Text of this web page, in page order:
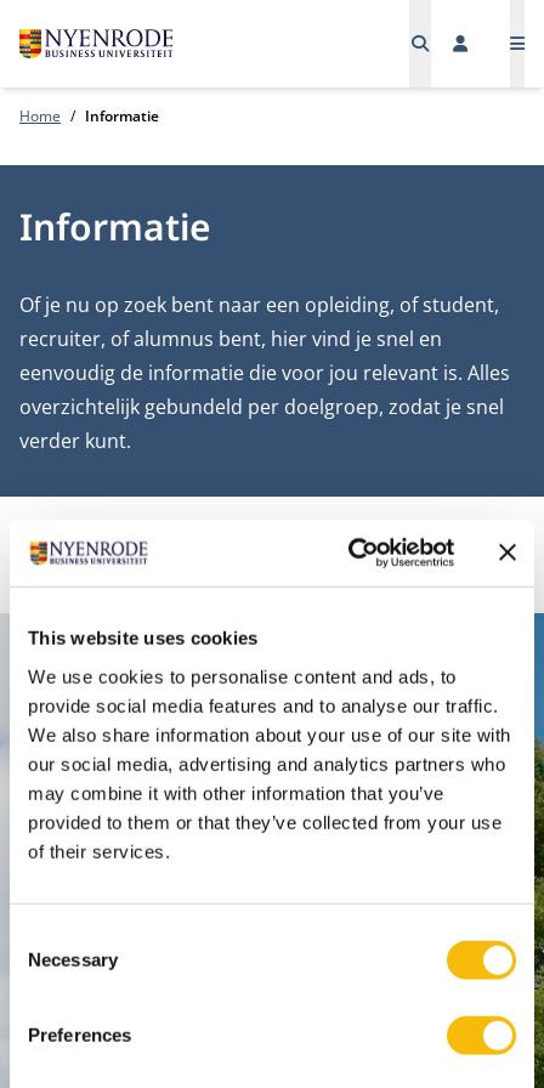
This website uses cookies
We use cookies to personalise content and ads, to
provide social media features and to analyse our traffic.
We also share information about your use of our site with
our social media, advertising and analytics partners who
may combine it with other information that you’ve
provided to them or that they’ve collected from your use
of their services.
Selection
Necessary
Preferences
Home Informatie
Informatie
Of je nu op zoek bent naar een opleiding, of student,
recruiter, of alumnus bent, hier vind je snel en
eenvoudig de informatie die voor jou relevant is. Alles
overzichtelijk gebundeld per doelgroep, zodat je snel
verder kunt.
Contact
Nyenrode Business Universiteit
Breukelen:
Straatweg 25, 3621 BG Breukelen
P.O. Box 130, 3620 AC Breukelen
Keizersgracht 285, 1016 ED A'dam
WTC Den Haag, 24e etage